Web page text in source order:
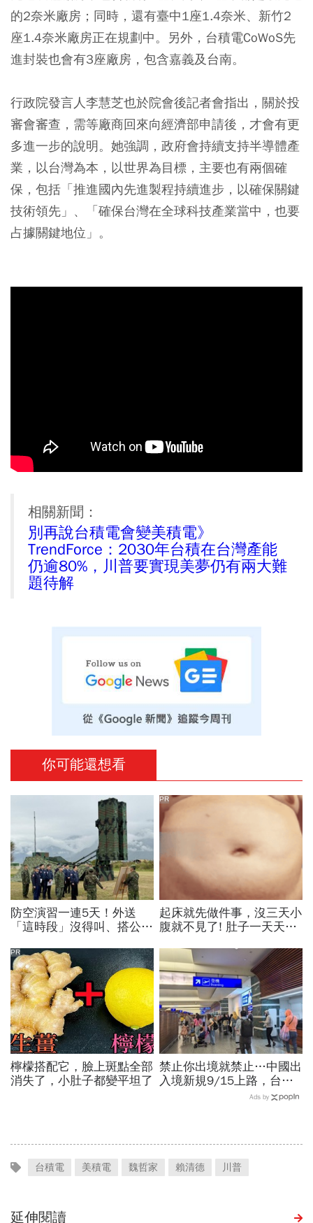
的2奈米廠房；同時，還有臺中1座1.4奈米、新竹2
座1.4奈米廠房正在規劃中。另外，台積電CoWoS先
進封裝也會有3座廠房，包含嘉義及台南。
行政院發言人李慧芝也於院會後記者會指出，關於投
審會審查，需等廠商回來向經濟部申請後，才會有更
多進一步的說明。她強調，政府會持續支持半導體產
業，以台灣為本，以世界為目標，主要也有兩個確
保，包括「推進國內先進製程持續進步，以確保關鍵
技術領先」、「確保台灣在全球科技產業當中，也要
占據關鍵地位」。
相關新聞：
別再說台積電會變美積電》
TrendForce：2030年台積在台灣產能
仍逾80%，川普要實現美夢仍有兩大難
題待解
你可能還想看
防空演習一連5天！外送
「這時段」沒得叫、搭公車
制方式、斷網時間…違者罰
15萬
起床就先做件事，沒三天小
腹就不見了! 肚子一天天變
PR
檸檬搭配它，臉上斑點全部
消失了，小肚子都變平坦了
PR
禁止你出境就禁止…中國出
入境新規9/15上路，台灣
人小心「有去無回」？4種
Ads by
台積電 美積電 魏哲家 賴清德 川普
延伸閱讀